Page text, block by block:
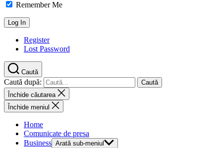
Remember Me
Register
Lost Password
Caută
Caută după:
Închide căutarea
Închide meniul
Home
Comunicate de presa
Business Arată sub-meniul